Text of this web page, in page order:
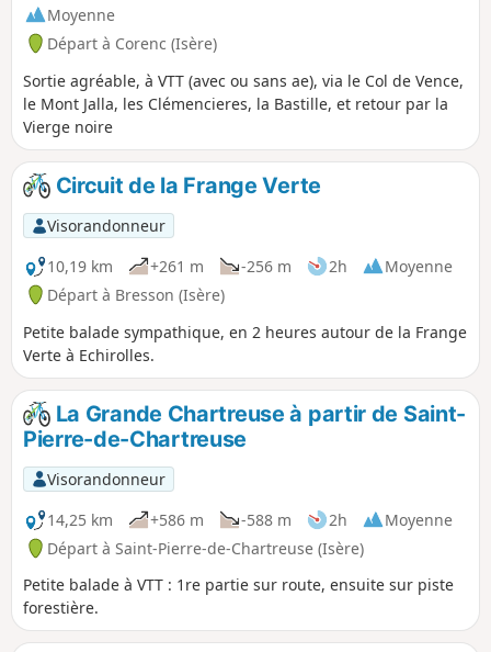
Moyenne
Départ à Corenc (Isère)
Sortie agréable, à VTT (avec ou sans ae), via le Col de Vence,
le Mont Jalla, les Clémencieres, la Bastille, et retour par la
Vierge noire
Circuit de la Frange Verte
Visorandonneur
10,19 km
+261 m -256 m 2h
Moyenne
Départ à Bresson (Isère)
Petite balade sympathique, en 2 heures autour de la Frange
Verte à Echirolles.
La Grande Chartreuse à partir de Saint-
Pierre-de-Chartreuse
Visorandonneur
14,25 km
+586 m -588 m 2h
Moyenne
Départ à Saint-Pierre-de-Chartreuse (Isère)
Petite balade à VTT : 1re partie sur route, ensuite sur piste
forestière.